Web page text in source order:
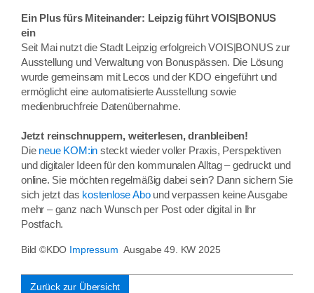
Ein Plus fürs Miteinander: Leipzig führt VOIS|BONUS
ein
Seit Mai nutzt die Stadt Leipzig erfolgreich VOIS|BONUS zur
Ausstellung und Verwaltung von Bonuspässen. Die Lösung
wurde gemeinsam mit Lecos und der KDO eingeführt und
ermöglicht eine automatisierte Ausstellung sowie
medienbruchfreie Datenübernahme.
Jetzt reinschnuppern, weiterlesen, dranbleiben!
Die neue KOM:in steckt wieder voller Praxis, Perspektiven
und digitaler Ideen für den kommunalen Alltag – gedruckt und
online. Sie möchten regelmäßig dabei sein? Dann sichern Sie
sich jetzt das kostenlose Abound verpassen keine Ausgabe
mehr – ganz nach Wunsch per Post oder digital in Ihr
Postfach.
Bild ©KDO Impressum Ausgabe 49. KW 2025
Zurück zur Übersicht